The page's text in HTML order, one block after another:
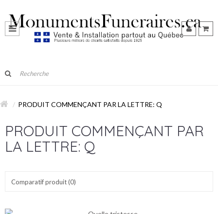
PRODUIT COMMENÇANT PAR LA LETTRE: Q
PRODUIT COMMENÇANT PAR
LA LETTRE: Q
Comparatif produit (0)